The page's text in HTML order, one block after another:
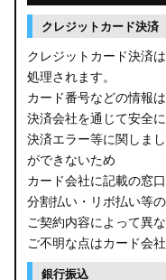
クレジットカード決済
クレジットカード決済
処理されます。
カード番号などの情報
決済会社を通じて安全に
決済エラー等に関しま
ができないため
カード会社に記載の窓
分割払い・リボ払い等
ご契約内容によって異な
ご不明な点はカード会
銀行振込